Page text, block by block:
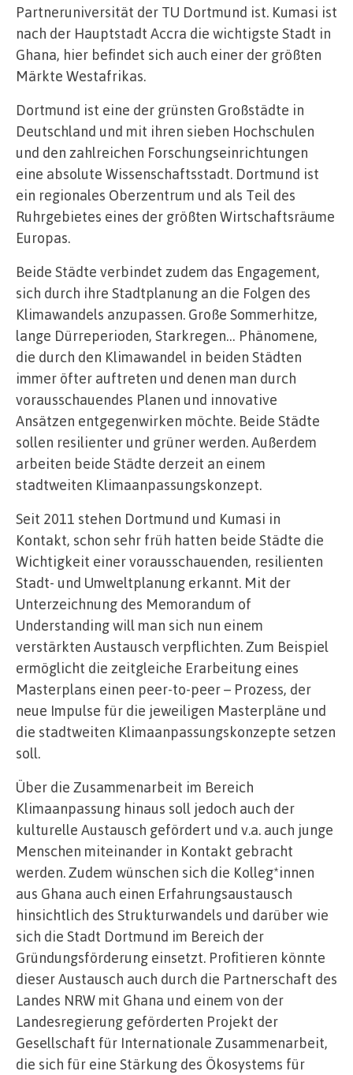
Partneruniversität der TU Dortmund ist. Kumasi ist
nach der Hauptstadt Accra die wichtigste Stadt in
Ghana, hier befindet sich auch einer der größten
Märkte Westafrikas.
Dortmund ist eine der grünsten Großstädte in
Deutschland und mit ihren sieben Hochschulen
und den zahlreichen Forschungseinrichtungen
eine absolute Wissenschaftsstadt. Dortmund ist
ein regionales Oberzentrum und als Teil des
Ruhrgebietes eines der größten Wirtschaftsräume
Europas.
Beide Städte verbindet zudem das Engagement,
sich durch ihre Stadtplanung an die Folgen des
Klimawandels anzupassen. Große Sommerhitze,
lange Dürreperioden, Starkregen… Phänomene,
die durch den Klimawandel in beiden Städten
immer öfter auftreten und denen man durch
vorausschauendes Planen und innovative
Ansätzen entgegenwirken möchte. Beide Städte
sollen resilienter und grüner werden. Außerdem
arbeiten beide Städte derzeit an einem
stadtweiten Klimaanpassungskonzept.
Seit 2011 stehen Dortmund und Kumasi in
Kontakt, schon sehr früh hatten beide Städte die
Wichtigkeit einer vorausschauenden, resilienten
Stadt- und Umweltplanung erkannt. Mit der
Unterzeichnung des Memorandum of
Understanding will man sich nun einem
verstärkten Austausch verpflichten. Zum Beispiel
ermöglicht die zeitgleiche Erarbeitung eines
Masterplans einen peer-to-peer – Prozess, der
neue Impulse für die jeweiligen Masterpläne und
die stadtweiten Klimaanpassungskonzepte setzen
soll.
Über die Zusammenarbeit im Bereich
Klimaanpassung hinaus soll jedoch auch der
kulturelle Austausch gefördert und v.a. auch junge
Menschen miteinander in Kontakt gebracht
werden. Zudem wünschen sich die Kolleg*innen
aus Ghana auch einen Erfahrungsaustausch
hinsichtlich des Strukturwandels und darüber wie
sich die Stadt Dortmund im Bereich der
Gründungsförderung einsetzt. Profitieren könnte
dieser Austausch auch durch die Partnerschaft des
Landes NRW mit Ghana und einem von der
Landesregierung geförderten Projekt der
Gesellschaft für Internationale Zusammenarbeit,
die sich für eine Stärkung des Ökosystems für